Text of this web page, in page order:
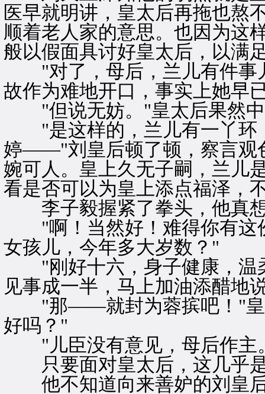
医早就明讲，皇太后再拖也熬
顺着老人家的意思。也因为这
般以假面具讨好皇太后，以满
"对了，母后，兰儿有件事
故作为难地开口，事实上她早
"但说无妨。"皇太后果然
"是这样的，兰儿有一丫环
婷——"刘皇后顿了顿，察言观
婉可人。皇上久无子嗣，兰儿
看是否可以为皇上添点福泽，
李子毅握紧了拳头，他真想
"啊！当然好！难得你有这
女孩儿，今年多大岁数？"
"刚好十六，身子健康，温
见事成一半，马上加油添醋地
"那——就封为蓉摈吧！"皇
好吗？"
"儿臣没有意见，母后作主
只要面对皇太后，这几乎是
他不知道向来善妒的刘皇后